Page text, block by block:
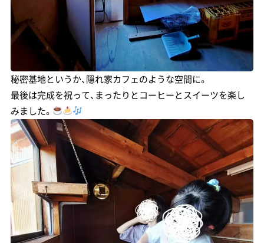
秘密基地というか、隠れ家カフェのような空間に。
最後は完成を祝って、まったりとコーヒーとスイーツを楽し
みました。